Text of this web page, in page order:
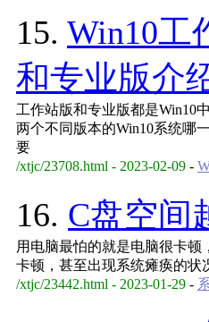
15. Win10工
和专业版介
工作站版和专业版都是Win10
两个不同版本的Win10系统哪
要
/xtjc/23708.html - 2023-02-09 -
16. C盘空间
用电脑最怕的就是电脑很卡
卡顿，甚至出现系统瘫痪的状
/xtjc/23442.html - 2023-01-29 -